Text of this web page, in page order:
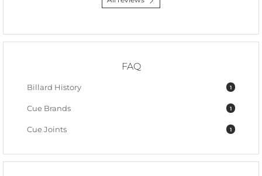
FAQ
1
Billard History
1
Cue Brands
1
Cue Joints